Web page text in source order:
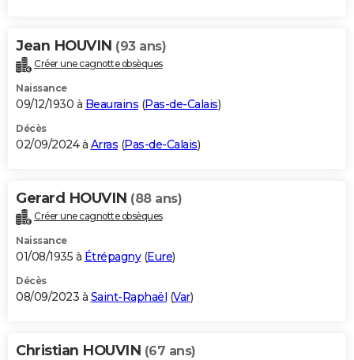
Carte de Noël
Carte Bonne année
Carte Saint-Valentin
Carte Pâques
Carte d'anniversaire
DICTIONNAIRE
Dictionnaire
Biographies
Citations
Expressions
Proverbes
PROGRAMME TV
S'inscrire
Se connecter
Lycées
Collèges
Primaires
Universités
Entreprises
Service militaire
Avis de recherche
AVIS DE DÉCÈS
Bricolage
Lifestyle
Culture
Sport
Auto
Television
Voyage
Cinema
Jean HOUVIN (93 ans)
Créer une cagnotte obsèques
Naissance
09/12/1930 à Beaurains (Pas-de-Calais)
Décès
02/09/2024 à Arras (Pas-de-Calais)
Gerard HOUVIN (88 ans)
Créer une cagnotte obsèques
Naissance
01/08/1935 à Étrépagny(Eure)
Décès
08/09/2023 à Saint-Raphaël (Var)
Christian HOUVIN (67 ans)